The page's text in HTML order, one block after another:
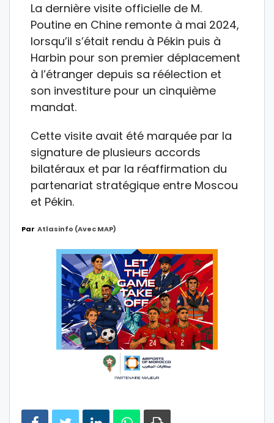
La dernière visite officielle de M.
Poutine en Chine remonte à mai 2024,
lorsqu’il s’était rendu à Pékin puis à
Harbin pour son premier déplacement
à l’étranger depuis sa réélection et
son investiture pour un cinquième
mandat.
Cette visite avait été marquée par la
signature de plusieurs accords
bilatéraux et par la réaffirmation du
partenariat stratégique entre Moscou
et Pékin.
Par Atlasinfo (avec MAP)